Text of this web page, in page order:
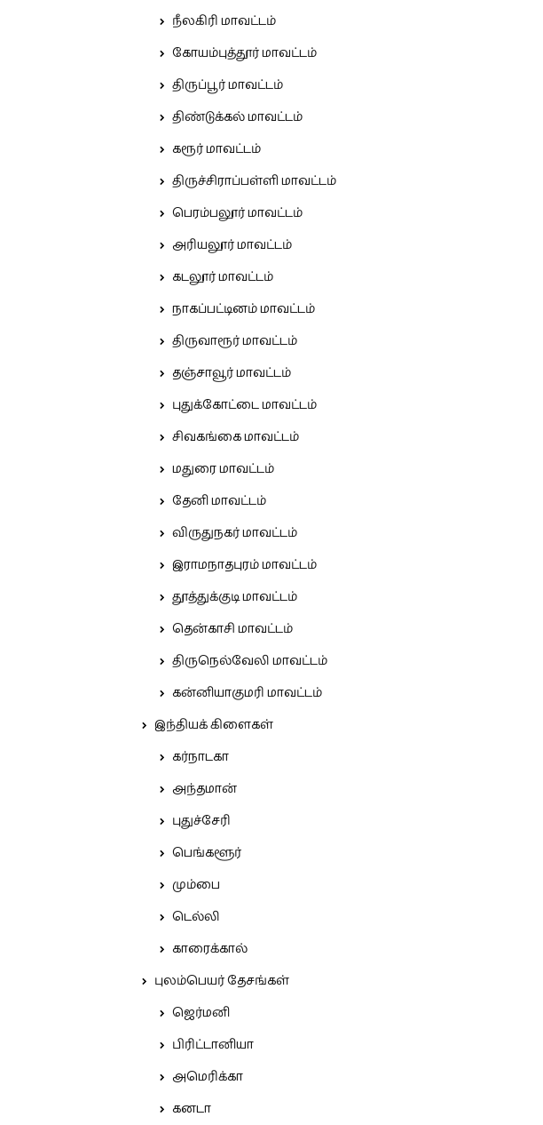
நீலகிரி மாவட்டம்
கோயம்புத்தூர் மாவட்டம்
திருப்பூர் மாவட்டம்
திண்டுக்கல் மாவட்டம்
கரூர் மாவட்டம்
திருச்சிராப்பள்ளி மாவட்டம்
பெரம்பலூர் மாவட்டம்
அரியலூர் மாவட்டம்
கடலூர் மாவட்டம்
நாகப்பட்டினம் மாவட்டம்
திருவாரூர் மாவட்டம்
தஞ்சாவூர் மாவட்டம்
புதுக்கோட்டை மாவட்டம்
சிவகங்கை மாவட்டம்
மதுரை மாவட்டம்
தேனி மாவட்டம்
விருதுநகர் மாவட்டம்
இராமநாதபுரம் மாவட்டம்
தூத்துக்குடி மாவட்டம்
தென்காசி மாவட்டம்
திருநெல்வேலி மாவட்டம்
கன்னியாகுமரி மாவட்டம்
இந்தியக் கிளைகள்
கர்நாடகா
அந்தமான்
புதுச்சேரி
பெங்களூர்
மும்பை
டெல்லி
காரைக்கால்
புலம்பெயர் தேசங்கள்
ஜெர்மனி
பிரிட்டானியா
அமெரிக்கா
கனடா